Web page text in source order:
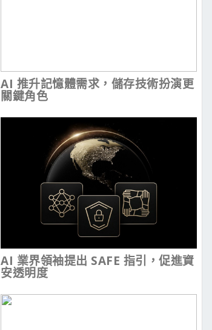
AI 推升記憶體需求，儲存技術扮演更
關鍵角色
AI 業界領袖提出 SAFE 指引，促進資
安透明度